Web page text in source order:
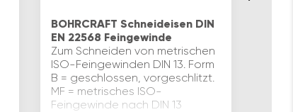
BOHRCRAFT Schneideisen DIN
EN 22568 Feingewinde
Zum Schneiden von metrischen
ISO-Feingewinden DIN 13. Form
B = geschlossen, vorgeschlitzt.
MF = metrisches ISO-
Feingewinde nach DIN 13